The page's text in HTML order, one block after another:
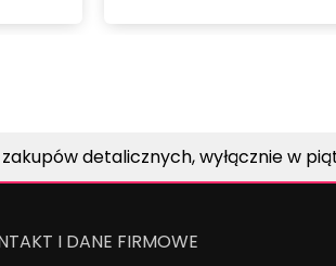
detalicznych, wyłącznie w
I DANE FIRMOWE